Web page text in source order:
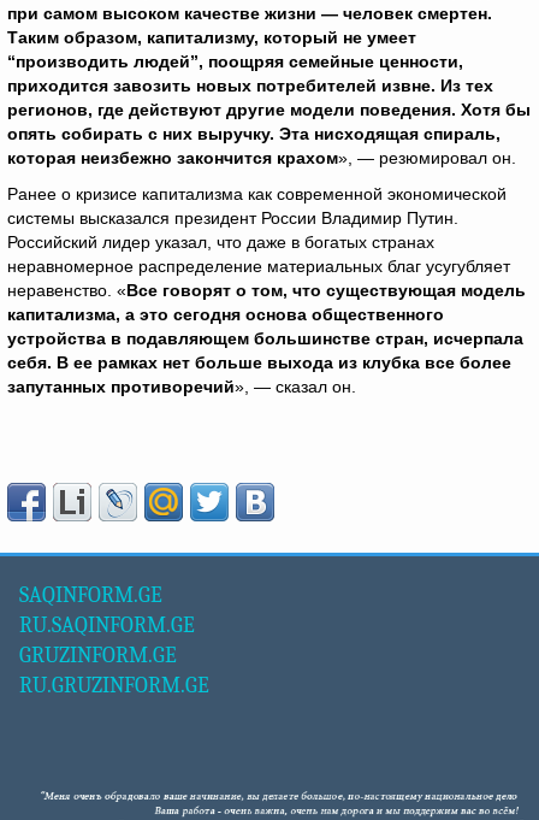
при самом высоком качестве жизни — человек смертен.
Таким образом, капитализму, который не умеет
“производить людей”, поощряя семейные ценности,
приходится завозить новых потребителей извне. Из тех
регионов, где действуют другие модели поведения. Хотя бы
опять собирать с них выручку. Эта нисходящая спираль,
которая неизбежно закончится крахом», — резюмировал он.
Ранее о кризисе капитализма как современной экономической
системы высказался президент России Владимир Путин.
Российский лидер указал, что даже в богатых странах
неравномерное распределение материальных благ усугубляет
неравенство. «Все говорят о том, что существующая модель
капитализма, а это сегодня основа общественного
устройства в подавляющем большинстве стран, исчерпала
себя. В ее рамках нет больше выхода из клубка все более
запутанных противоречий», — сказал он.
SAQINFORM.GE
RU.SAQINFORM.GE
GRUZINFORM.GE
RU.GRUZINFORM.GE